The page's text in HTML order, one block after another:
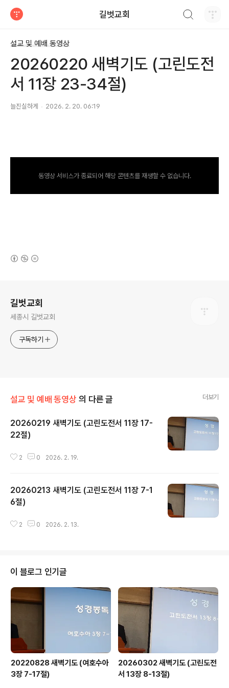
길벗교회
설교 및 예배 동영상
20260220 새벽기도 (고린도전
서 11장 23-34절)
늘진실하게 2026. 2. 20. 06:19
동영상 서비스가 종료되어 해당 콘텐츠를 재생할 수 없습니다.
길벗교회
세종시 길벗교회
구독하기
설교 및 예배 동영상 의 다른 글 더보기
20260219 새벽기도 (고린도전서 11장 17-
22절)
2 0 2026. 2. 19.
20260213 새벽기도 (고린도전서 11장 7-1
6절)
2 0 2026. 2. 13.
이 블로그 인기글
20220828 새벽기도 (여호수아
3장 7-17절)
20260302 새벽기도 (고린도전
서 13장 8-13절)